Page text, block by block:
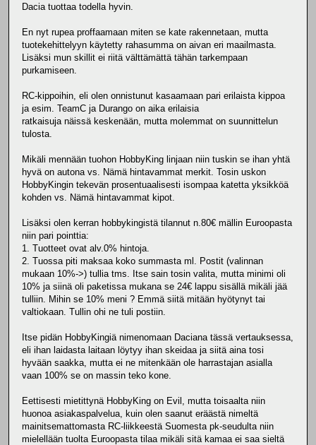
Dacia tuottaa todella hyvin.
En nyt rupea proffaamaan miten se kate rakennetaan, mutta
tuotekehittelyyn käytetty rahasumma on aivan eri maailmasta.
Lisäksi mun skillit ei riitä välttämättä tähän tarkempaan
purkamiseen.
RC-kippoihin, eli olen onnistunut kasaamaan pari erilaista kippoa
ja esim. TeamC ja Durango on aika erilaisia
ratkaisuja näissä keskenään, mutta molemmat on suunnittelun
tulosta.
Mikäli mennään tuohon HobbyKing linjaan niin tuskin se ihan yhtä
hyvä on autona vs. Nämä hintavammat merkit. Tosin uskon
HobbyKingin tekevän prosentuaalisesti isompaa katetta yksikköä
kohden vs. Nämä hintavammat kipot.
Lisäksi olen kerran hobbykingistä tilannut n.80€ mällin Euroopasta
niin pari pointtia:
1. Tuotteet ovat alv.0% hintoja.
2. Tuossa piti maksaa koko summasta ml. Postit (valinnan
mukaan 10%->) tullia tms. Itse sain tosin valita, mutta minimi oli
10% ja siinä oli paketissa mukana se 24€ lappu sisällä mikäli jää
tulliin. Mihin se 10% meni ? Emmä siitä mitään hyötynyt tai
valtiokaan. Tullin ohi ne tuli postiin.
Itse pidän HobbyKingiä nimenomaan Daciana tässä vertauksessa,
eli ihan laidasta laitaan löytyy ihan skeidaa ja siitä aina tosi
hyvään saakka, mutta ei ne mitenkään ole harrastajan asialla
vaan 100% se on massin teko kone.
Eettisesti mietittynä HobbyKing on Evil, mutta toisaalta niin
huonoa asiakaspalvelua, kuin olen saanut eräästä nimeltä
mainitsemattomasta RC-liikkeestä Suomesta pk-seudulta niin
mielellään tuolta Euroopasta tilaa mikäli sitä kamaa ei saa sieltä